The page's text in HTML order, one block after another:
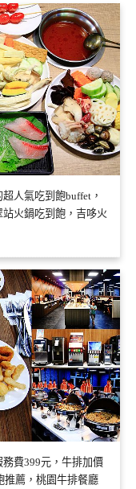
人氣吃到飽buffet，
火鍋吃到飽，吉哆火
費399元，牛排加價
推薦，桃園牛排餐廳